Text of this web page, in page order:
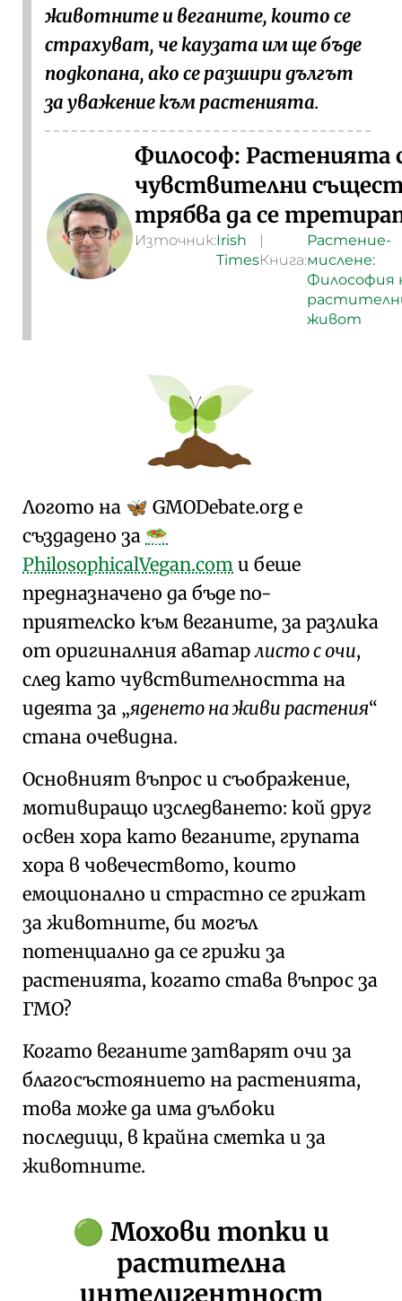
животните и веганите, които се
страхуват, че каузата им ще бъде
подкопана, ако се разшири дългът
за уважение към растенията.
Философ: Растенията
чувствителни
трябва да се
Източник:Irish
TimesКнига:
Растение-
мислене:
Философия
живот
Логото на 🦋 GMODebate.org е
създадено за 🥗
PhilosophicalVegan.com и беше
предназначено да бъде по-
приятелско към веганите, за разлика
от оригиналния аватарлисто с очи,
след като чувствителността на
идеята за яденето на живи растения
стана очевидна.
Основният въпрос и съображение,
мотивиращо изследването: кой друг
освен хора като веганите, групата
хора в човечеството, които
емоционално и страстно се грижат
за животните, би могъл
потенциално да се грижи за
растенията, когато става въпрос за
ГМО?
Когато веганите затварят очи за
благосъстоянието на растенията,
това може да има дълбоки
последици, в крайна сметка и за
животните.
🟢 Мохови топки и
растителна
интелигентност